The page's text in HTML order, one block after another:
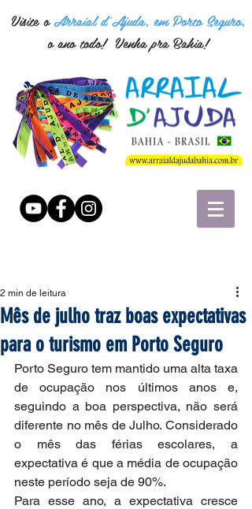
Visite oArraial d'Ajuda, em Porto Seguro,
o ano todo! Venha pra Bahia!
Mês de julho traz boas expectativas
para o turismo em Porto Seguro
2 min de leitura
Porto Seguro tem mantido uma alta taxa
de ocupação nos últimos anos e,
seguindo a boa perspectiva, não será
diferente no mês de Julho. Considerado
o mês das férias escolares, a
expectativa é que a média de ocupação
neste período seja de 90%.
Para esse ano, a expectativa cresce